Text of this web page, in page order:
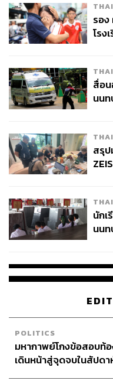
รอ
โรง
สื่อน
นน
สรุ
จ่าย
นักเ
นน
POLITICS
มหากาพย์โกงข้อสอบท้
เดินหน้าสู่จุดจบในสัปด